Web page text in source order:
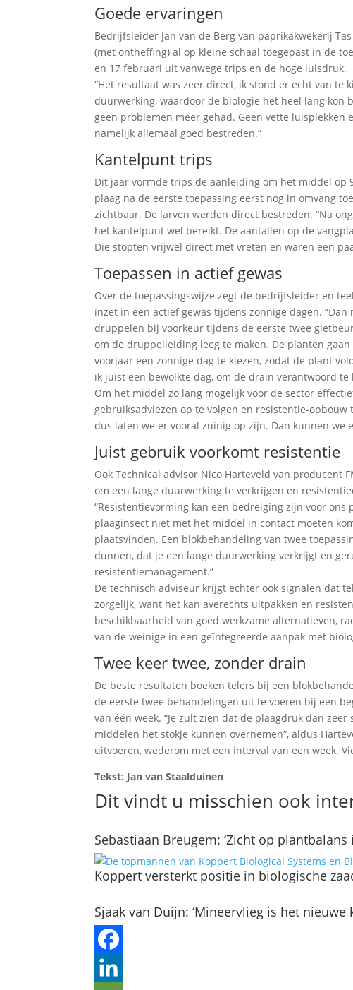
Goede ervaringen
Bedrijfsleider Jan van de Berg van paprikakwekerij
(met ontheffing) al op kleine schaal toegepast in de
en 17 februari uit vanwege trips en de hoge luisdruk.
“Het resultaat was zeer direct, ik stond er echt van te
duurwerking, waardoor de biologie het heel lang kon
geen problemen meer gehad. Geen vette
namelijk allemaal goed bestreden.”
Kantelpunt trips
Dit jaar vormde trips de aanleiding om het middel op
plaag na de eerste toepassing eerst nog in omvang
zichtbaar. De larven werden direct bestreden. “Na
het kantelpunt wel bereikt. De aantallen op de
Die stopten vrijwel direct met vreten en waren een
Toepassen in actief gewas
Over de toepassingswijze zegt de bedrijfsleider en
inzet in een actief gewas tijdens zonnige dagen.
druppelen bij voorkeur tijdens de eerste twee
om de druppelleiding leeg te maken. De planten
voorjaar een zonnige dag te kiezen, zodat de plant
ik juist een bewolkte dag, om de drain verantwoord te
Om het middel zo lang mogelijk voor de sector
gebruiksadviezen op te volgen en resistentie-
dus laten we er vooral zuinig op zijn. Dan kunnen we
Juist gebruik voorkomt resistentie
Ook Technical advisor Nico Harteveld van producent
om een lange duurwerking te verkrijgen en
“Resistentievorming kan een bedreiging zijn voor
plaaginsect niet met het middel in contact moeten
plaatsvinden. Een blokbehandeling van twee
dunnen, dat je een lange duurwerking verkrijgt en
resistentiemanagement.”
De technisch adviseur krijgt echter ook signalen dat
zorgelijk, want het kan averechts uitpakken en
beschikbaarheid van goed werkzame alternatieven,
van de weinige in een geïntegreerde aanpak met
Twee keer twee, zonder drain
De beste resultaten boeken telers bij een
de eerste twee behandelingen uit te voeren bij een
van één week. “Je zult zien dat de plaagdruk dan
middelen het stokje kunnen overnemen”, aldus
uitvoeren, wederom met een interval van een week.
Tekst: Jan van Staalduinen
Dit vindt u misschien ook
Sebastiaan Breugem: ‘Zicht op plantbalans
Koppert versterkt positie in biologische
Sjaak van Duijn: ‘Mineervlieg is het nieuwe